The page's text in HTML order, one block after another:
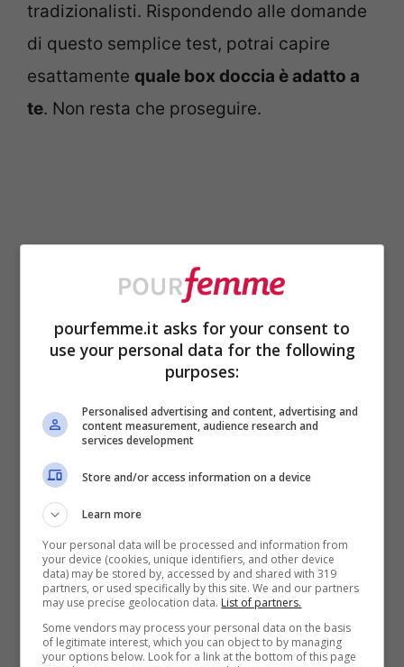
tradizionalisti. Rispondendo alle domande
di questo semplice test, potrai capire
esattamente quale box doccia è adatto a
te. Non resta che proseguire.
ULTIMI ARTICOLI
Le 3 Statuette di Harry Potter
pourfemme.it asks for your consent to
use your personal data for the following
purposes:
Personalised advertising and content, advertising and
content measurement, audience research and
services development
Store and/or access information on a device
Learn more
Your personal data will be processed and information from
your device (cookies, unique identifiers, and other device
data) may be stored by, accessed by and shared with 319
partners, or used specifically by this site. We and our partners
may use precise geolocation data. List of partners.
Some vendors may process your personal data on the basis
of legitimate interest, which you can object to by managing
your options below. Look for a link at the bottom of this page